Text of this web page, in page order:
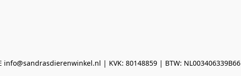
| KVK: 80148859 | BTW: NL003406339B66